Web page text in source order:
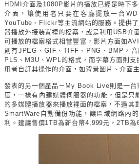
HDMI介面及 1080P影片的播放已經是時下
介面，讓使用者只要在客廳擺放一台
YouTube、Flickr等主流網站的服務。提供
器播放外接裝置裡的檔案，或是利用USB介
可播放的檔案格式相當豐富，影片方面如
則有JPEG、GIF、TIFF、PNG、BMP，
PLS、M3U、WPL的格式，而字幕方面則
用者自訂其操作的介面，如背景圖片、介面
發表的另一個產品－ My Book Live則是一台
度，一樣有內建媒體伺服器的功能，但是
的多媒體播放器來播放裡面的檔案，不過
SmartWare自動備份功能，讓區域網路內
利。建議售價1TB為新台幣4,999元，2TB為